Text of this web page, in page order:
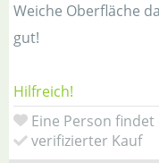
Weiche Oberfläche
gut!
Hilfreich!
Eine Person
verifizierter Kauf